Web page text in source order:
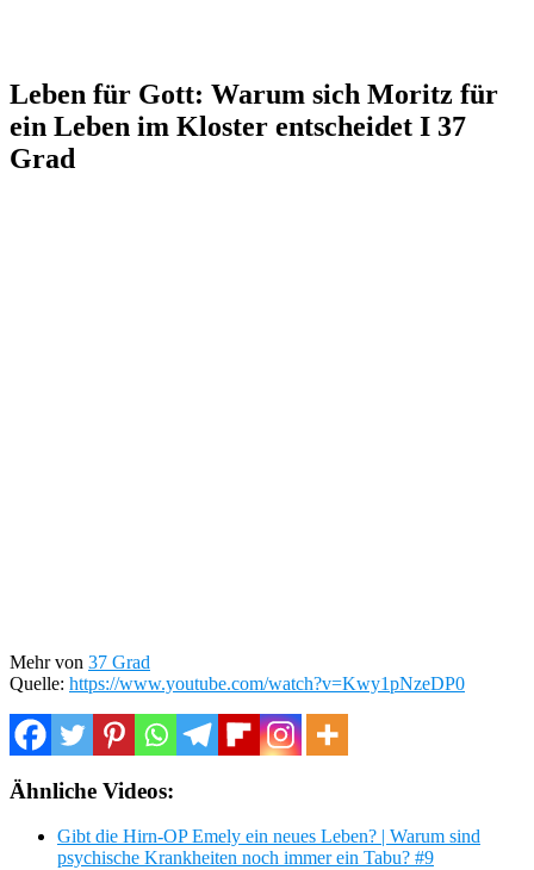
Leben für Gott: Warum sich Moritz für
ein Leben im Kloster entscheidet I 37
Grad
Mehr von 37 Grad
Quelle: https://www.youtube.com/watch?v=Kwy1pNzeDP0
Ähnliche Videos:
Gibt die Hirn-OP Emely ein neues Leben? | Warum sind
psychische Krankheiten noch immer ein Tabu? #9